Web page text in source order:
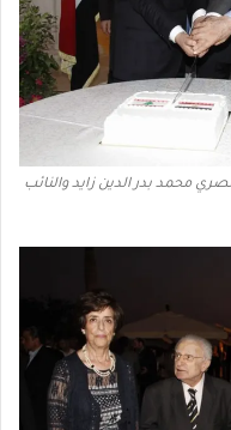
محمد بدر الدين زايد والنائب